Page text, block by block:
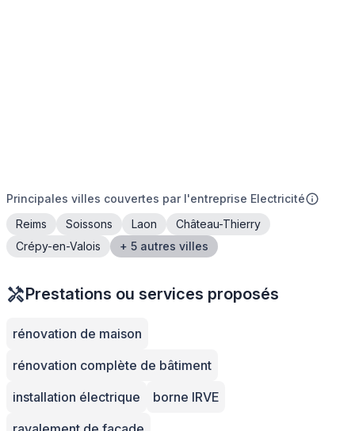
Principales villes couvertes par l'entreprise Electricité
Reims
Soissons Laon
Château-Thierry
Crépy-en-Valois
+ 5 autres villes
Prestations ou services proposés
rénovation de maison
rénovation complète de bâtiment
installation électrique
borne IRVE